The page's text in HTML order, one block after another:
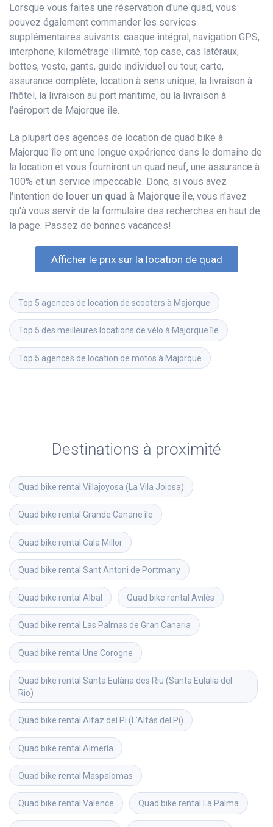
Lorsque vous faites une réservation d'une quad, vous
pouvez également commander les services
supplémentaires suivants: casque intégral, navigation GPS,
interphone, kilométrage illimité, top case, cas latéraux,
bottes, veste, gants, guide individuel ou tour, carte,
assurance complète, location à sens unique, la livraison à
l'hôtel, la livraison au port maritime, ou la livraison à
l'aéroport de Majorque île.
La plupart des agences de location de quad bike à
Majorque île ont une longue expérience dans le domaine de
la location et vous fourniront un quad neuf, une assurance à
100% et un service impeccable. Donc, si vous avez
l'intention de louer un quad à Majorque île, vous n'avez
qu'à vous servir de la formulaire des recherches en haut de
la page. Passez de bonnes vacances!
Afficher le prix sur la location de quad
Top 5 agences de location de scooters à Majorque
Top 5 des meilleures locations de vélo à Majorque île
Top 5 agences de location de motos à Majorque
Destinations à proximité
Quad bike rental Villajoyosa (La Vila Joiosa)
Quad bike rental Grande Canarie île
Quad bike rental Cala Millor
Quad bike rental Sant Antoni de Portmany
Quad bike rental Albal Quad bike rental Avilés
Quad bike rental Las Palmas de Gran Canaria
Quad bike rental Une Corogne
Quad bike rental Santa Eulària des Riu (Santa Eulalia del
Rio)
Quad bike rental Alfaz del Pi (L'Alfàs del Pi)
Quad bike rental Almería
Quad bike rental Maspalomas
Quad bike rental Valence Quad bike rental La Palma